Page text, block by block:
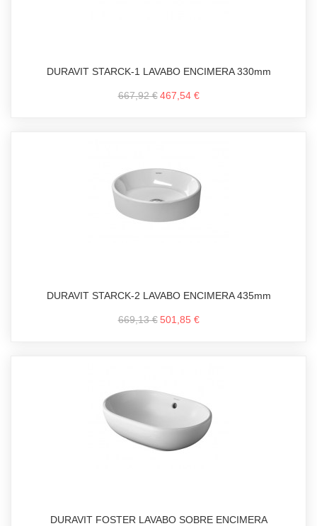
DURAVIT STARCK-1 LAVABO ENCIMERA 330mm
667,92 € 467,54 €
DURAVIT STARCK-2 LAVABO ENCIMERA 435mm
669,13 € 501,85 €
DURAVIT FOSTER LAVABO SOBRE ENCIMERA